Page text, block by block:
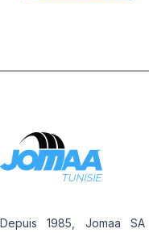
Depuis 1985, Jomaa